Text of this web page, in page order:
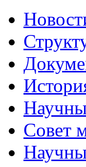
Совет